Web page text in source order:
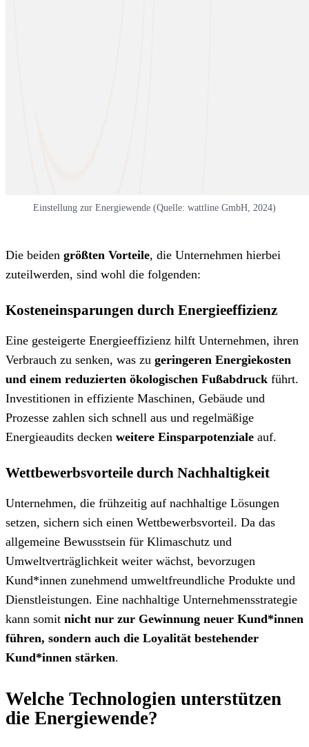
Einstellung zur Energiewende (Quelle: wattline GmbH, 2024)
Die beiden größten Vorteile, die Unternehmen hierbei
zuteilwerden, sind wohl die folgenden:
Kosteneinsparungen durch Energieeffizienz
Eine gesteigerte Energieeffizienz hilft Unternehmen, ihren
Verbrauch zu senken, was zu geringeren Energiekosten
und einem reduzierten ökologischen Fußabdruck führt.
Investitionen in effiziente Maschinen, Gebäude und
Prozesse zahlen sich schnell aus und regelmäßige
Energieaudits decken weitere Einsparpotenziale auf.
Wettbewerbsvorteile durch Nachhaltigkeit
Unternehmen, die frühzeitig auf nachhaltige Lösungen
setzen, sichern sich einen Wettbewerbsvorteil. Da das
allgemeine Bewusstsein für Klimaschutz und
Umweltverträglichkeit weiter wächst, bevorzugen
Kund*innen zunehmend umweltfreundliche Produkte und
Dienstleistungen. Eine nachhaltige Unternehmensstrategie
kann somit nicht nur zur Gewinnung neuer Kund*innen
führen, sondern auch die Loyalität bestehender
Kund*innen stärken.
Welche Technologien unterstützen
die Energiewende?